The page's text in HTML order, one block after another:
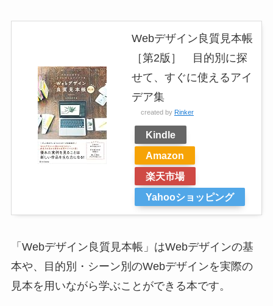
Webデザイン良質見本帳
［第2版］ 目的別に探
せて、すぐに使えるアイ
デア集
created by Rinker
Kindle
Amazon
楽天市場
Yahooショッピング
「Webデザイン良質見本帳」はWebデザインの基
本や、目的別・シーン別のWebデザインを実際の
見本を用いながら学ぶことができる本です。